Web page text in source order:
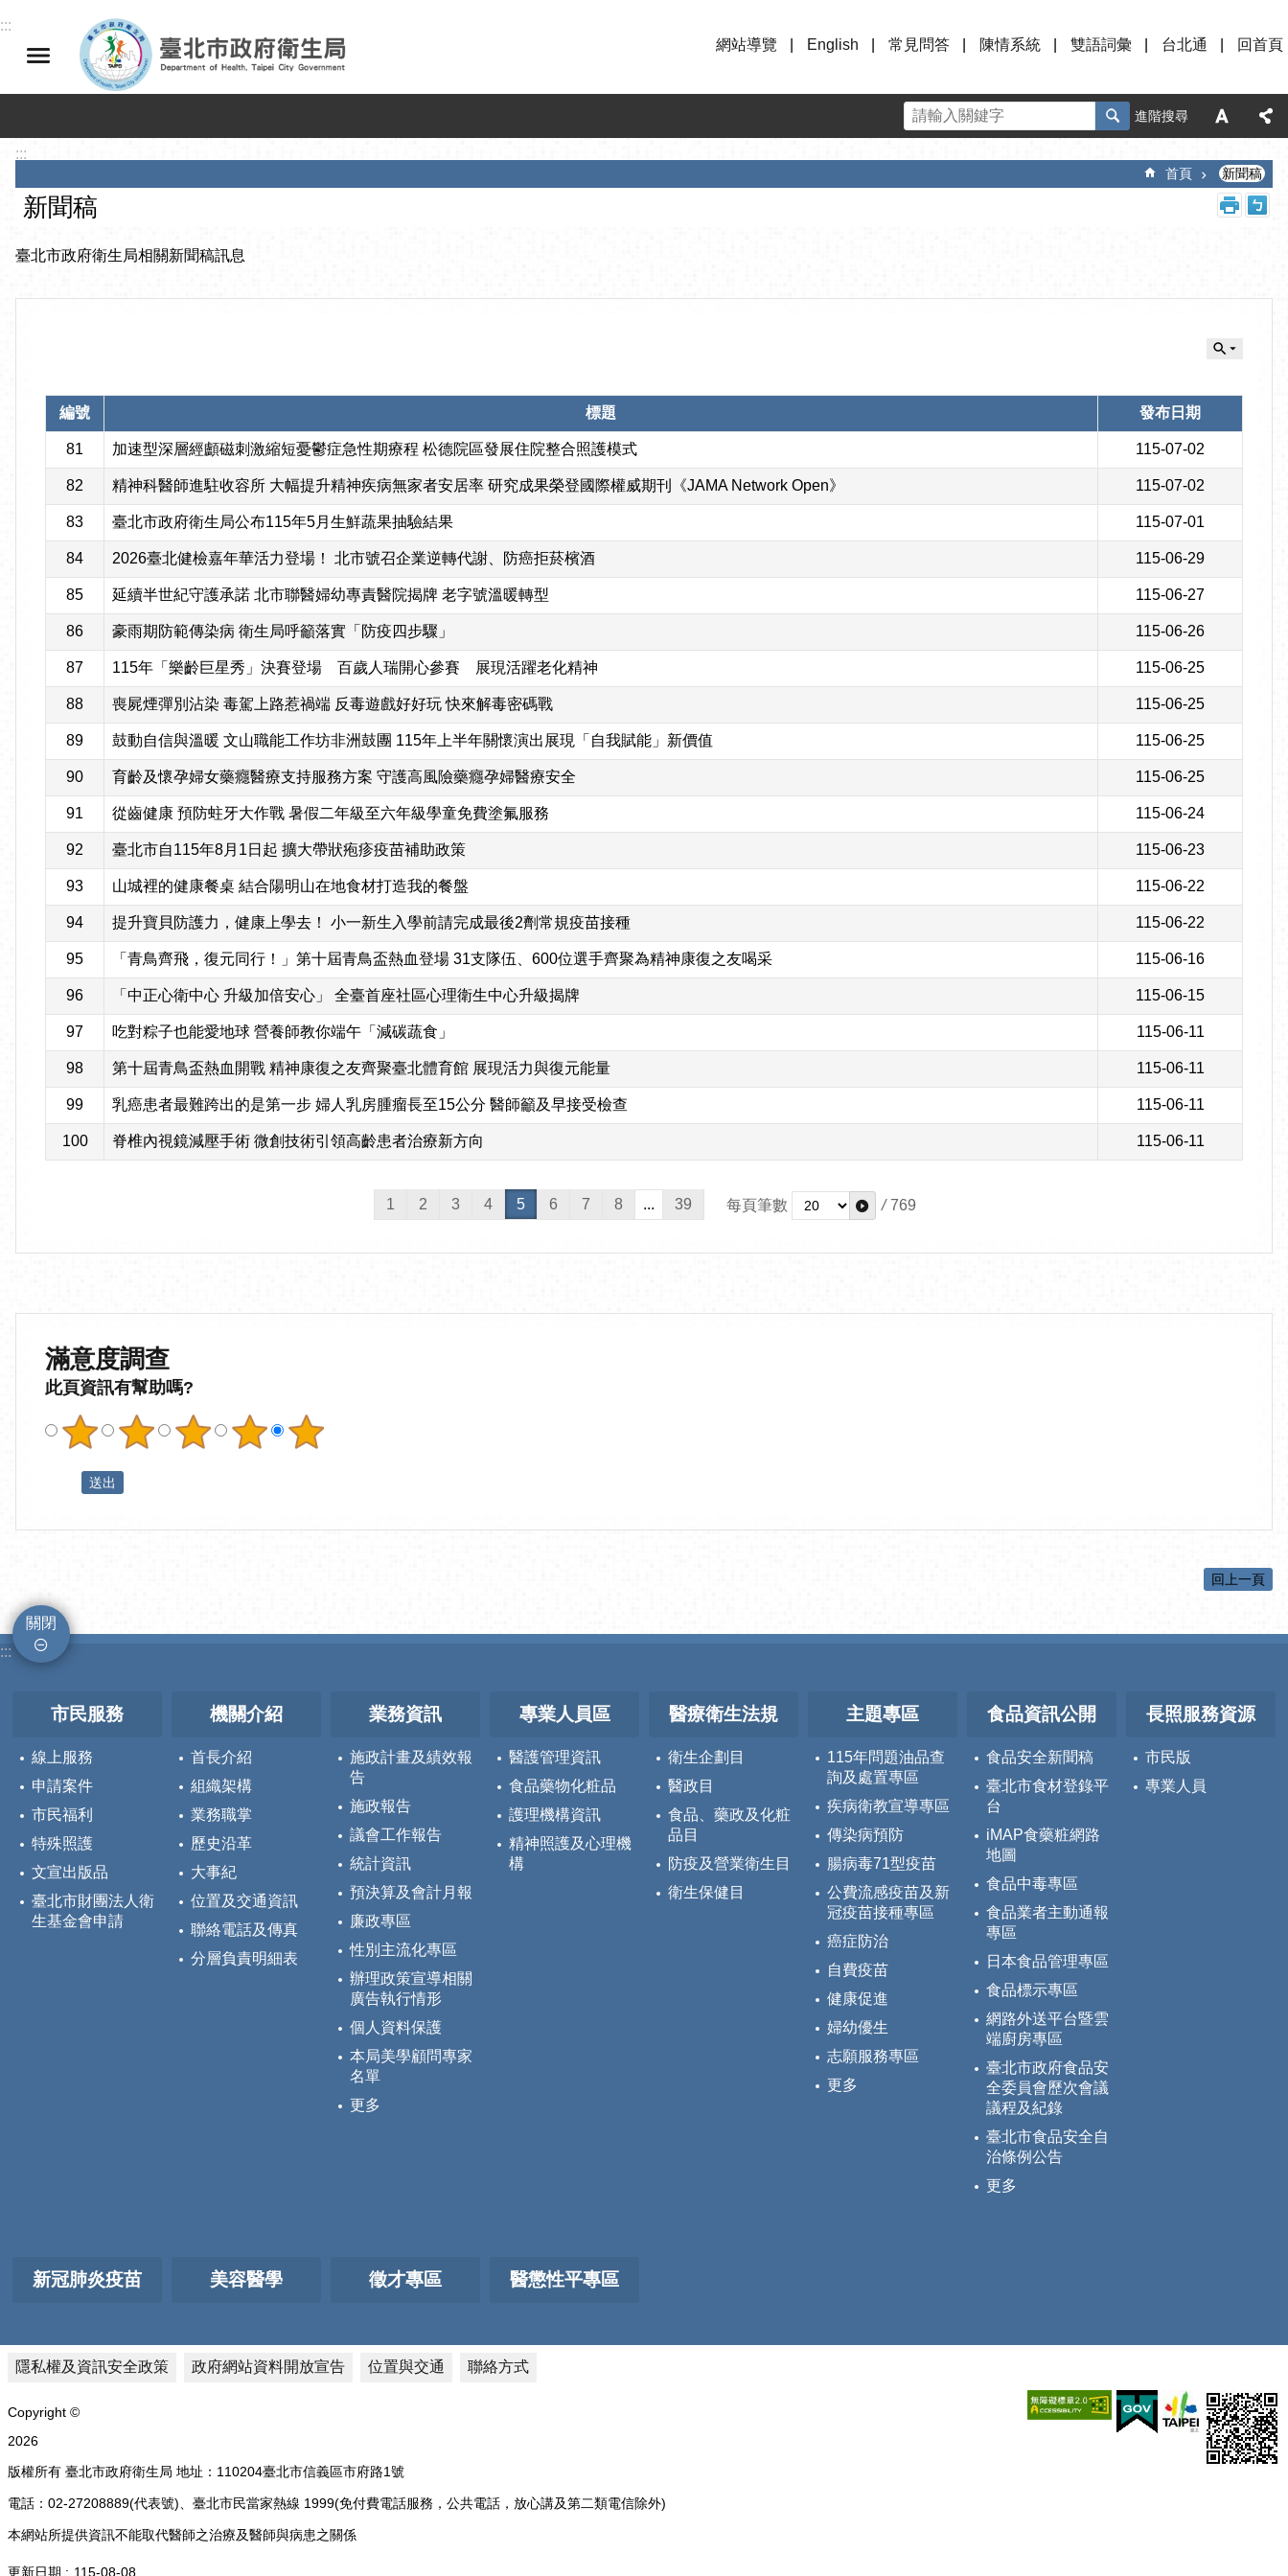
跳到主要內容區塊
:::
網站導覽
English 常見問答 陳情系統 雙語詞彙 台北通 回首頁
進階搜尋
:::
首頁 新聞稿
新聞稿
臺北市政府衛生局相關新聞稿訊息
編號 標題 發布日期
81 加速型深層經顱磁刺激縮短憂鬱症急性期療程 松德院區發展住院整合照護模式 115-07-02
82 精神科醫師進駐收容所 大幅提升精神疾病無家者安居率 研究成果榮登國際權威期刊《JAMA Network Open》 115-07-02
83 臺北市政府衛生局公布115年5月生鮮蔬果抽驗結果 115-07-01
84 2026臺北健檢嘉年華活力登場！ 北市號召企業逆轉代謝、防癌拒菸檳酒 115-06-29
85 延續半世紀守護承諾 北市聯醫婦幼專責醫院揭牌 老字號溫暖轉型 115-06-27
86 豪雨期防範傳染病 衛生局呼籲落實「防疫四步驟」 115-06-26
87 115年「樂齡巨星秀」決賽登場 百歲人瑞開心參賽 展現活躍老化精神 115-06-25
88 喪屍煙彈別沾染 毒駕上路惹禍端 反毒遊戲好好玩 快來解毒密碼戰 115-06-25
89 鼓動自信與溫暖 文山職能工作坊非洲鼓團 115年上半年關懷演出展現「自我賦能」新價值 115-06-25
90 育齡及懷孕婦女藥癮醫療支持服務方案 守護高風險藥癮孕婦醫療安全 115-06-25
91 從齒健康 預防蛀牙大作戰 暑假二年級至六年級學童免費塗氟服務 115-06-24
92 臺北市自115年8月1日起 擴大帶狀疱疹疫苗補助政策 115-06-23
93 山城裡的健康餐桌 結合陽明山在地食材打造我的餐盤 115-06-22
94 提升寶貝防護力，健康上學去！ 小一新生入學前請完成最後2劑常規疫苗接種 115-06-22
95 「青鳥齊飛，復元同行！」第十屆青鳥盃熱血登場 31支隊伍、600位選手齊聚為精神康復之友喝采 115-06-16
96 「中正心衛中心 升級加倍安心」 全臺首座社區心理衛生中心升級揭牌 115-06-15
97 吃對粽子也能愛地球 營養師教你端午「減碳蔬食」 115-06-11
98 第十屆青鳥盃熱血開戰 精神康復之友齊聚臺北體育館 展現活力與復元能量 115-06-11
99 乳癌患者最難跨出的是第一步 婦人乳房腫瘤長至15公分 醫師籲及早接受檢查 115-06-11
100 脊椎內視鏡減壓手術 微創技術引領高齡患者治療新方向 115-06-11
1 2 3 4 5 6 7 8 ... 39 每頁筆數 / 769
滿意度調查
此頁資訊有幫助嗎?
回上一頁
關閉
:::
市民服務
線上服務
申請案件
市民福利
特殊照護
文宣出版品
臺北市財團法人衛
生基金會申請
機關介紹
首長介紹
組織架構
業務職掌
歷史沿革
大事紀
位置及交通資訊
聯絡電話及傳真
分層負責明細表
業務資訊
施政計畫及績效報
告
施政報告
議會工作報告
統計資訊
預決算及會計月報
廉政專區
性別主流化專區
辦理政策宣導相關
廣告執行情形
個人資料保護
本局美學顧問專家
名單
更多
專業人員區
醫護管理資訊
食品藥物化粧品
護理機構資訊
精神照護及心理機
構
醫療衛生法規
衛生企劃目
醫政目
食品、藥政及化粧
品目
防疫及營業衛生目
衛生保健目
主題專區
115年問題油品查
詢及處置專區
疾病衛教宣導專區
傳染病預防
腸病毒71型疫苗
公費流感疫苗及新
冠疫苗接種專區
癌症防治
自費疫苗
健康促進
婦幼優生
志願服務專區
更多
食品資訊公開
食品安全新聞稿
臺北市食材登錄平
台
iMAP食藥粧網路
地圖
食品中毒專區
食品業者主動通報
專區
日本食品管理專區
食品標示專區
網路外送平台暨雲
端廚房專區
臺北市政府食品安
全委員會歷次會議
議程及紀錄
臺北市食品安全自
治條例公告
更多
長照服務資源
市民版
專業人員
新冠肺炎疫苗 美容醫學 徵才專區 醫懲性平專區
隱私權及資訊安全政策 政府網站資料開放宣告 位置與交通 聯絡方式
Copyright ©
2026
版權所有 臺北市政府衛生局 地址：110204臺北市信義區市府路1號
電話：02-27208889(代表號)、臺北市民當家熱線 1999(免付費電話服務，公共電話，放心講及第二類電信除外)
本網站所提供資訊不能取代醫師之治療及醫師與病患之關係
更新日期 115-08-08